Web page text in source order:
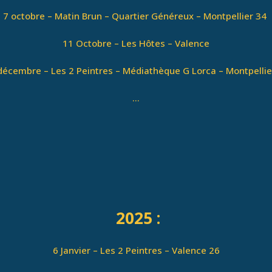
7 octobre – Matin Brun – Quartier Généreux – Montpellier 34
11 Octobre – Les Hôtes – Valence
– Les 2 Peintres – Médiathèque G Lorca –
…
2025 :
6 Janvier – Les 2 Peintres – Valence 26